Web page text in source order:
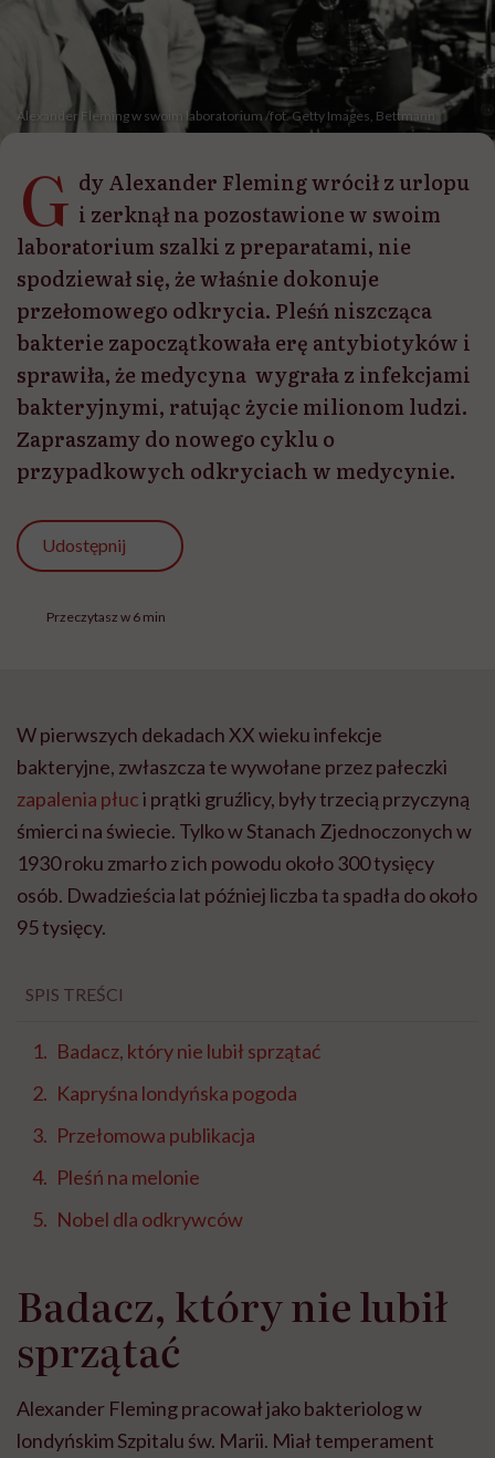
Alexander Fleming w swoim laboratorium /fot. Getty Images, Bettmann
G dy Alexander Fleming wrócił z urlopu
i zerknął na pozostawione w swoim
laboratorium szalki z preparatami, nie
spodziewał się, że właśnie dokonuje
przełomowego odkrycia. Pleśń niszcząca
bakterie zapoczątkowała erę antybiotyków i
sprawiła, że medycyna wygrała z infekcjami
bakteryjnymi, ratując życie milionom ludzi.
Zapraszamy do nowego cyklu o
przypadkowych odkryciach w medycynie.
Udostępnij
Przeczytasz w 6 min
W pierwszych dekadach XX wieku infekcje
bakteryjne, zwłaszcza te wywołane przez pałeczki
zapalenia płuci prątki gruźlicy, były trzecią przyczyną
śmierci na świecie. Tylko w Stanach Zjednoczonych w
1930 roku zmarło z ich powodu około 300 tysięcy
osób. Dwadzieścia lat później liczba ta spadła do około
95 tysięcy.
SPIS TREŚCI
Badacz, który nie lubił sprzątać
Kapryśna londyńska pogoda
Przełomowa publikacja
Pleśń na melonie
Nobel dla odkrywców
Badacz, który nie lubił
sprzątać
Alexander Fleming pracował jako bakteriolog w
londyńskim Szpitalu św. Marii. Miał temperament